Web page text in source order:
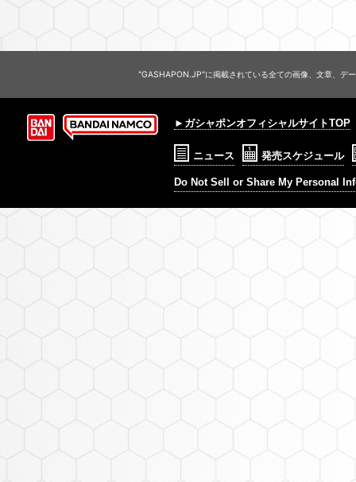
"GASHAPON.JP"に掲載されている全ての画像、文章、デ
►ガシャポンオフィシャルサイトTOP
ニュース 発売スケジュール
Do Not Sell or Share My Personal